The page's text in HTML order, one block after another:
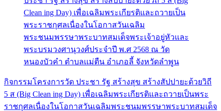
กิจกรรมโครงการวัด ประชา รัฐ สร้างสุข สร้างสัปปายะด้วยวิถี
5 ส (Big Clean ing Day) เพื่อเฉลิมพระเกียรติและถวายเป็นพระ
ราชกุศลเนื่องในโอกาสวันเฉลิมพระชนมพรรษาพระบาทสมเด็จ